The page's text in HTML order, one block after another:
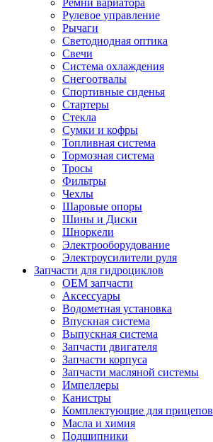
Рулевое управление
Рычаги
Светодиодная оптика
Свечи
Система охлаждения
Снегоотвалы
Спортивные сиденья
Стартеры
Стекла
Сумки и кофры
Топливная система
Тормозная система
Тросы
Фильтры
Чехлы
Шаровые опоры
Шины и Диски
Шноркели
Электрооборудование
Электроусилители руля
Запчасти для гидроциклов
OEM запчасти
Аксессуары
Водометная установка
Впускная система
Выпускная система
Запчасти двигателя
Запчасти корпуса
Запчасти масляной системы
Импеллеры
Канистры
Комплектующие для прицепов
Масла и химия
Подшипники